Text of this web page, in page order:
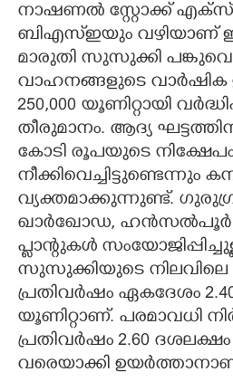
നാഷണൽ സ്റ്റോക്ക്
ബിഎസ്ഇയും വഴിയാണ്
മാരുതി സുസുക്കി
വാഹനങ്ങളുടെ വാർഷിക
250,000 യൂണിറ്റായി
തീരുമാനം. ആദ്യ
കോടി രൂപയുടെ
നീക്കിവെച്ചിട്ടുണ്ടെന്നും
വ്യക്തമാക്കുന്നുണ്ട്.
ഖാർഖോഡ, ഹൻസൽപൂർ
പ്ലാന്റുകൾ
സുസുക്കിയുടെ നിലവിലെ
പ്രതിവർഷം ഏകദേശം
യൂണിറ്റാണ്. പരമാവധി
പ്രതിവർഷം 2.60
വരെയാക്കി